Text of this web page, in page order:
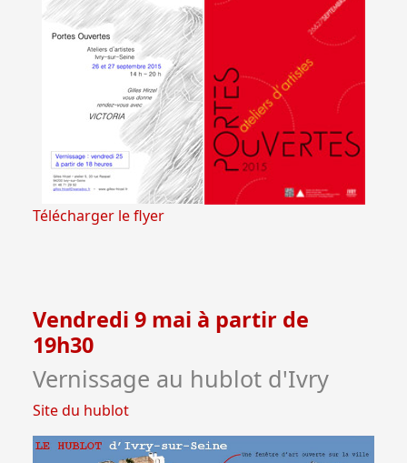
Télécharger le flyer
Vendredi 9 mai à partir de
19h30
Vernissage au hublot d'Ivry
Site du hublot